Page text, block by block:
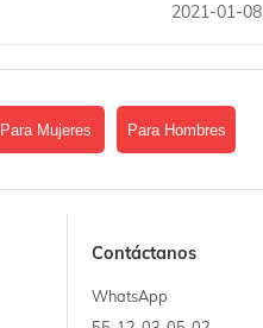
2021-01-08
2021-01-08
Para Mujeres Para Hombres
Contáctanos
WhatsApp